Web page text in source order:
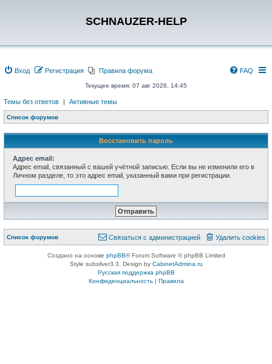
SCHNAUZER-HELP
Вход Регистрация Правила форума FAQ
Текущее время: 07 авг 2026, 14:45
Темы без ответов | Активные темы
Список форумов
Восстановить пароль
Адрес email:
Адрес email, связанный с вашей учётной записью. Если вы не изменили его в
Личном разделе, то это адрес email, указанный вами при регистрации.
Список форумов Удалить cookies
Связаться с администрацией
Создано на основе phpBB® Forum Software © phpBB Limited
Style subsilver3.3. Design by CabinetAdmina.ru
Русская поддержка phpBB
Конфиденциальность| Правила